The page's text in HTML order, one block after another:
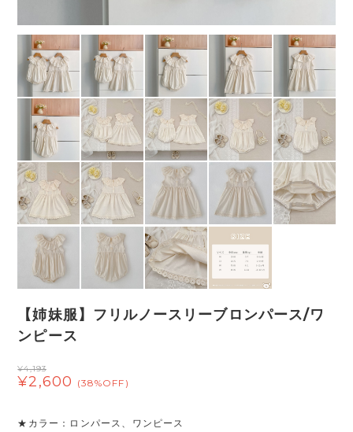
【姉妹服】フリルノースリーブロンパース/ワ
ンピース
¥4,193
¥2,600 (38%OFF)
★カラー：ロンパース、ワンピース